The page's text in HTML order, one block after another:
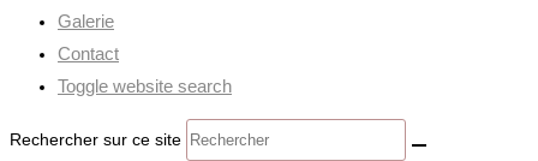
Galerie
Contact
Toggle website search
Rechercher sur ce site